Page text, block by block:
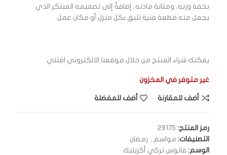
بخفة وزنه، ومتانة مادته، إضافةً إلى تصميمه المبتكر الذي
يجعل منه قطعة فنية تليق بكل منزل أو مكان عمل.
يمكنك شراء المنتج من خلال موقعنا الالكتروني اقتني
غير متوفر في المخزون
أضف للمقارنة أضف للمفضلة
رمز المنتج: 29175
التصنيفات: مواسم , رمضان
الوسم: فانوس تركي أكريليك